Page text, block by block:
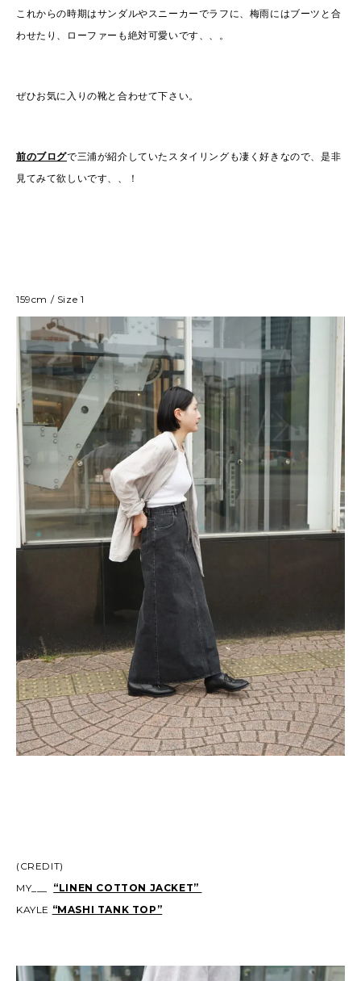
これからの時期はサンダルやスニーカーでラフに、梅雨にはブーツと合
わせたり、ローファーも絶対可愛いです、、。
ぜひお気に入りの靴と合わせて下さい。
前のブログで三浦が紹介していたスタイリングも凄く好きなので、是非
見てみて欲しいです、、！
159cm / Size 1
(CREDIT)
MY___ “LINEN COTTON JACKET”
KAYLE “MASHI TANK TOP”